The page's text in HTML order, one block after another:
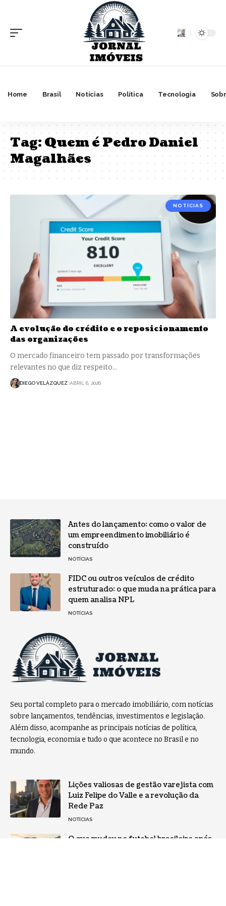
Home Brasil Notícias Política Tecnologia
Tag:Quem é Pedro Daniel
Magalhães
NOTÍCIAS
A evolução do crédito e o reposicionamento
das organizações
O mercado financeiro tem passado por transformações
relevantes no que diz respeito…
DIEGO VELÁZQUEZ ABRIL 6, 2026
Antes do lançamento: como o valor de
um empreendimento imobiliário é
construído
NOTÍCIAS
FIDC ou outros veículos de crédito
estruturado: o que muda na prática para
quem analisa NPL
NOTÍCIAS
Seu portal completo para o mercado imobiliário, com notícias
sobre lançamentos, tendências, investimentos e legislação.
Além disso, acompanhe as principais notícias de política,
tecnologia, economia e tudo o que acontece no Brasil e no
mundo.
Lições valiosas de gestão varejista com
Luiz Felipe do Valle e a revolução da
Rede Paz
NOTÍCIAS
O que mudou no futebol brasileiro após